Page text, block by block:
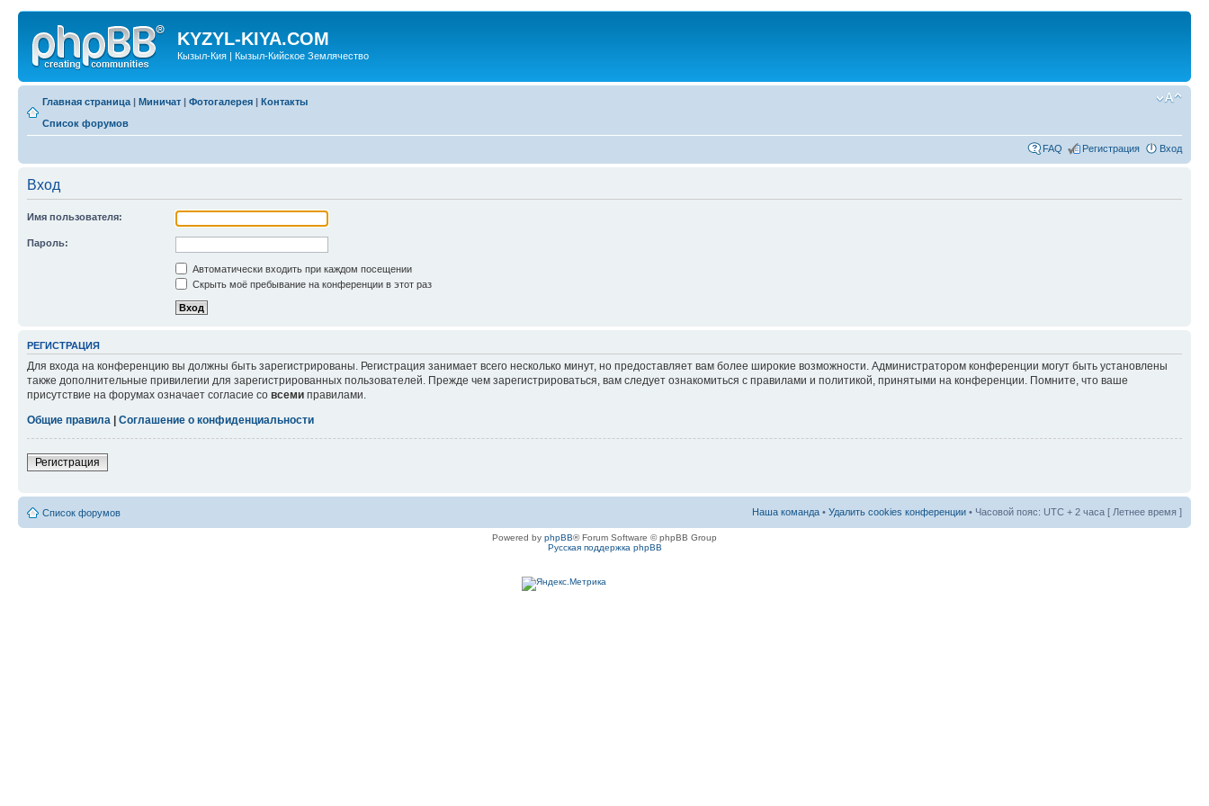
KYZYL-KIYA.COM
Кызыл-Кия | Кызыл-Кийское Землячество
Главная страница | Миничат | Фотогалерея | Контакты
Список форумов
FAQ Регистрация Вход
Вход
Имя пользователя:
Пароль:
Автоматически входить при каждом посещении
Скрыть моё пребывание на конференции в этот раз
РЕГИСТРАЦИЯ
Для входа на конференцию вы должны быть зарегистрированы. Регистрация занимает всего несколько минут, но предоставляет вам более широкие возможности. Администратором конференции могут быть установлены
также дополнительные привилегии для зарегистрированных пользователей. Прежде чем зарегистрироваться, вам следует ознакомиться с правилами и политикой, принятыми на конференции. Помните, что ваше
присутствие на форумах означает согласие со всеми правилами.
Общие правила
Соглашение о конфиденциальности
Регистрация
Список форумов Наша команда • Удалить cookies конференции • Часовой пояс: UTC + 2 часа [ Летнее время ]
Powered by phpBB® Forum Software © phpBB Group
Русская поддержка phpBB